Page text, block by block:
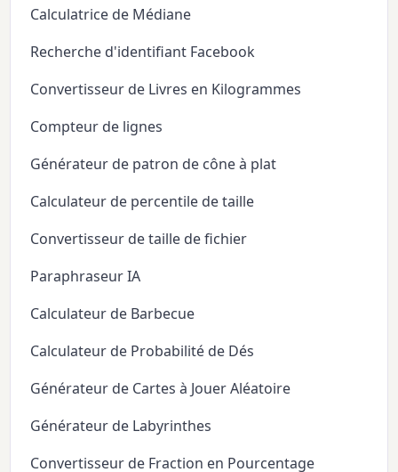
Calculatrice de Médiane
Recherche d'identifiant Facebook
Convertisseur de Livres en Kilogrammes
Compteur de lignes
Générateur de patron de cône à plat
Calculateur de percentile de taille
Convertisseur de taille de fichier
Paraphraseur IA
Calculateur de Barbecue
Calculateur de Probabilité de Dés
Générateur de Cartes à Jouer Aléatoire
Générateur de Labyrinthes
Convertisseur de Fraction en Pourcentage